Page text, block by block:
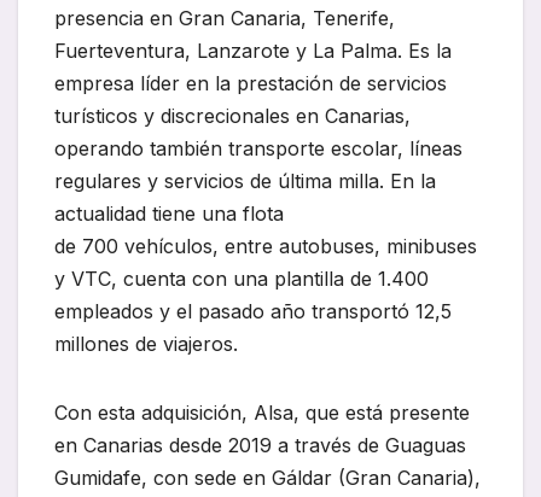
presencia en Gran Canaria, Tenerife,
Fuerteventura, Lanzarote y La Palma. Es la
empresa líder en la prestación de servicios
turísticos y discrecionales en Canarias,
operando también transporte escolar, líneas
regulares y servicios de última milla. En la
actualidad tiene una flota
de 700 vehículos, entre autobuses, minibuses
y VTC, cuenta con una plantilla de 1.400
empleados y el pasado año transportó 12,5
millones de viajeros.
Con esta adquisición, Alsa, que está presente
en Canarias desde 2019 a través de Guaguas
Gumidafe, con sede en Gáldar (Gran Canaria),